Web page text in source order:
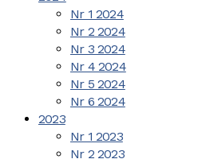
Nr 1 2024
Nr 2 2024
Nr 3 2024
Nr 4 2024
Nr 5 2024
Nr 6 2024
2023
Nr 1 2023
Nr 2 2023